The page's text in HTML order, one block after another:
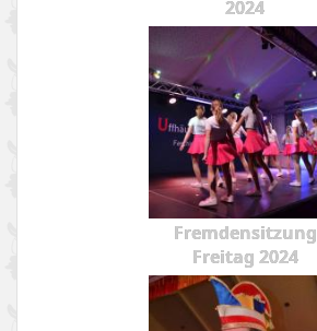
2024
Fremdensitzung
Freitag 2024